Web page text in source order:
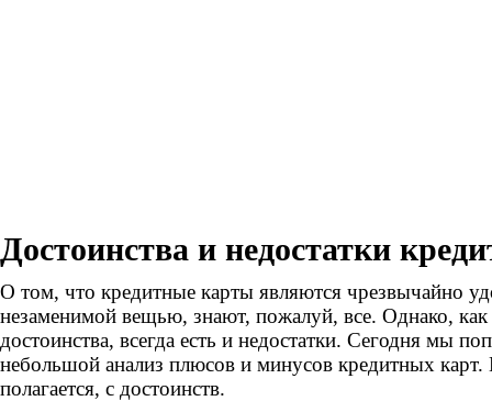
Достоинства и недостатки
О том, что кредитные карты являются чрезвычайно
незаменимой вещью, знают, пожалуй, все. Однако, как
достоинства, всегда есть и недостатки. Сегодня мы
небольшой анализ плюсов и минусов кредитных карт.
полагается, с достоинств.